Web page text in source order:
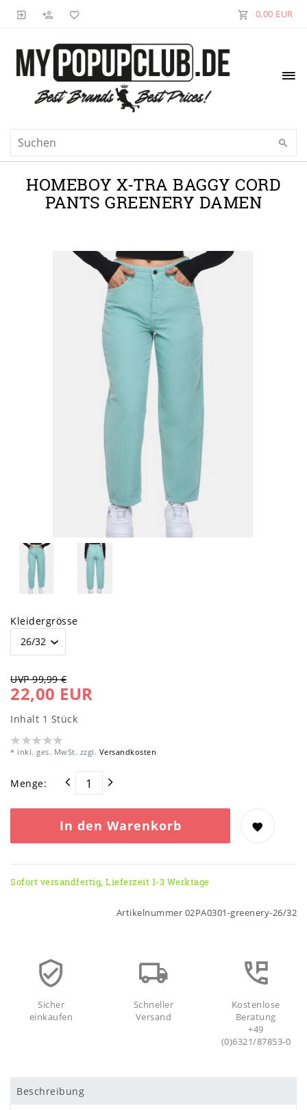
0,00 EUR
HOMEBOY X-TRA BAGGY CORD
PANTS GREENERY DAMEN
Kleidergrösse
UVP 99,99 €
22,00 EUR
Inhalt 1 Stück
* inkl. ges. MwSt. zzgl. Versandkosten
Menge:
In den Warenkorb
Sofort versandfertig, Lieferzeit 1-3 Werktage
Artikelnummer 02PA0301-greenery-26/32
Sicher
einkaufen
Schneller
Versand
Kostenlose
Beratung
+49
(0)6321/87853-0
Beschreibung